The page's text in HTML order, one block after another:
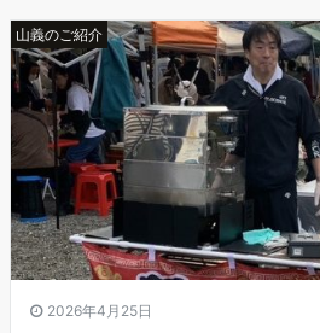
山義のご紹介
2026年4月25日